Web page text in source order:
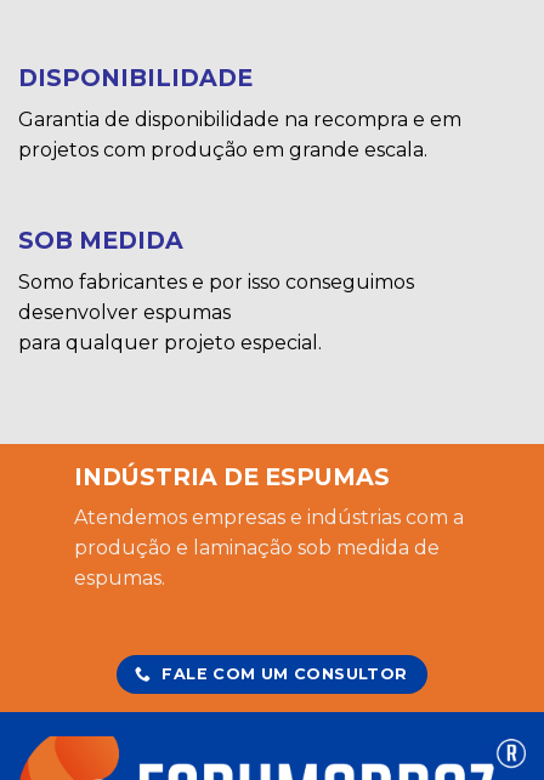
DISPONIBILIDADE
Garantia de disponibilidade na recompra e em
projetos com produção em grande escala.
SOB MEDIDA
Somo fabricantes e por isso conseguimos
desenvolver espumas
para qualquer projeto especial.
INDÚSTRIA DE ESPUMAS
Atendemos empresas e indústrias com a
produção e laminação sob medida de
espumas.
FALE COM UM CONSULTOR